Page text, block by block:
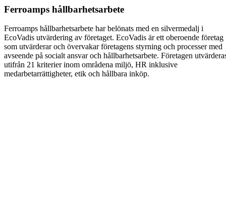
Ferroamps hållbarhetsarbete
Ferroamps hållbarhetsarbete har belönats med en silvermedalj i
EcoVadis utvärdering av företaget. EcoVadis är ett oberoende företag
som utvärderar och övervakar företagens styrning och processer med
avseende på socialt ansvar och hållbarhetsarbete. Företagen
utifrån 21 kriterier inom områdena miljö, HR inklusive
medarbetarrättigheter, etik och hållbara inköp.